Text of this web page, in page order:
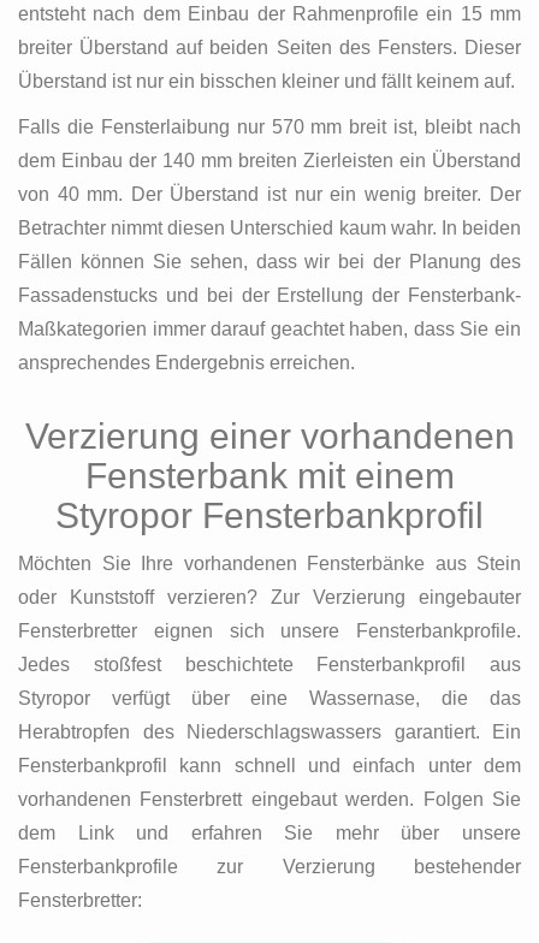
entsteht nach dem Einbau der Rahmenprofile ein 15 mm
breiter Überstand auf beiden Seiten des Fensters. Dieser
Überstand ist nur ein bisschen kleiner und fällt keinem auf.
Falls die Fensterlaibung nur 570 mm breit ist, bleibt nach
dem Einbau der 140 mm breiten Zierleisten ein Überstand
von 40 mm. Der Überstand ist nur ein wenig breiter. Der
Betrachter nimmt diesen Unterschied kaum wahr. In beiden
Fällen können Sie sehen, dass wir bei der Planung des
Fassadenstucks und bei der Erstellung der Fensterbank-
Maßkategorien immer darauf geachtet haben, dass Sie ein
ansprechendes Endergebnis erreichen.
Verzierung einer vorhandenen
Fensterbank mit einem
Styropor Fensterbankprofil
Möchten Sie Ihre vorhandenen Fensterbänke aus Stein
oder Kunststoff verzieren? Zur Verzierung eingebauter
Fensterbretter eignen sich unsere Fensterbankprofile.
Jedes stoßfest beschichtete Fensterbankprofil aus
Styropor verfügt über eine Wassernase, die das
Herabtropfen des Niederschlagswassers garantiert. Ein
Fensterbankprofil kann schnell und einfach unter dem
vorhandenen Fensterbrett eingebaut werden. Folgen Sie
dem Link und erfahren Sie mehr über unsere
Fensterbankprofile zur Verzierung bestehender
Fensterbretter: